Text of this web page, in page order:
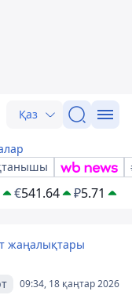
Қаз
€541.64 ₽5.71
жаңалықтары
09:34, 18 қаңтар 2026